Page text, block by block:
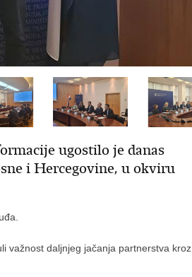
ugostilo je danas
i Hercegovine, u okviru
važnost daljnjeg jačanja partnerstva kroz